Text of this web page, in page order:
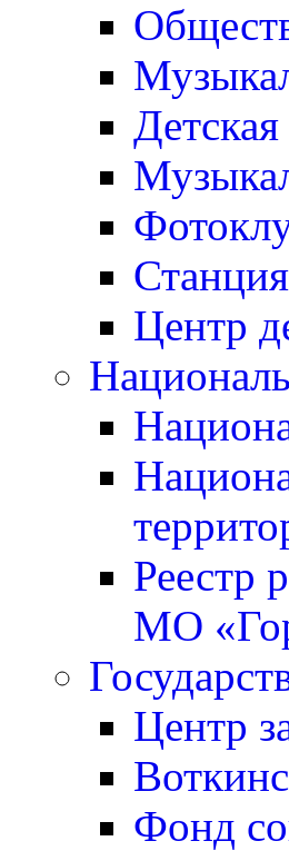
Центр
Реестр
МО
Центр
Фонд